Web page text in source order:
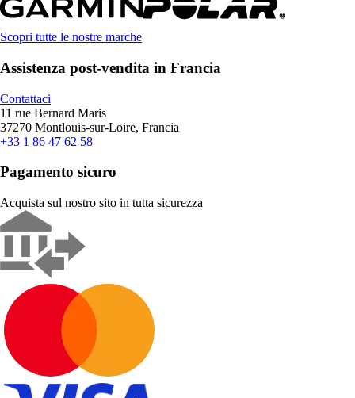
Scopri tutte le nostre marche
Assistenza post-vendita in Francia
Contattaci
11 rue Bernard Maris
37270 Montlouis-sur-Loire, Francia
+33 1 86 47 62 58
Pagamento sicuro
Acquista sul nostro sito in tutta sicurezza